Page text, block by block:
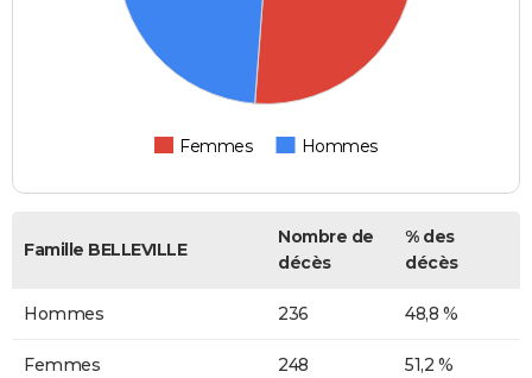
Femmes Hommes
Famille BELLEVILLE
Nombre de
décès
% des
décès
Hommes 236 48,8 %
Femmes 248 51,2 %